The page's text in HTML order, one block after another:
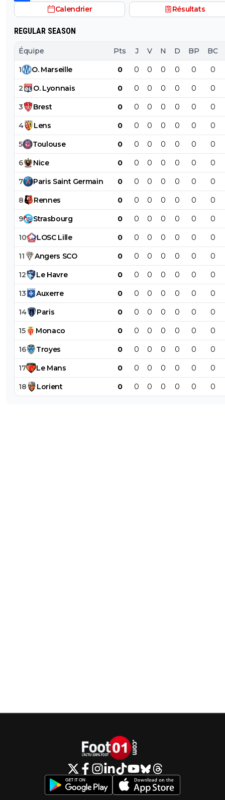
Calendrier Résultats
REGULAR SEASON
Équipe Pts J V N D BP BC
1 O. Marseille 0 0 0 0 0 0 0
2 O. Lyonnais 0 0 0 0 0 0 0
3 Brest 0 0 0 0 0 0 0
4 Lens 0 0 0 0 0 0 0
5 Toulouse 0 0 0 0 0 0 0
6 Nice 0 0 0 0 0 0 0
7 Paris Saint Germain 0 0 0 0 0 0 0
8 Rennes 0 0 0 0 0 0 0
9 Strasbourg 0 0 0 0 0 0 0
10 LOSC Lille 0 0 0 0 0 0 0
11 Angers SCO 0 0 0 0 0 0 0
12 Le Havre 0 0 0 0 0 0 0
13 Auxerre 0 0 0 0 0 0 0
14 Paris 0 0 0 0 0 0 0
15 Monaco 0 0 0 0 0 0 0
16 Troyes 0 0 0 0 0 0 0
17 Le Mans 0 0 0 0 0 0 0
18 Lorient 0 0 0 0 0 0 0